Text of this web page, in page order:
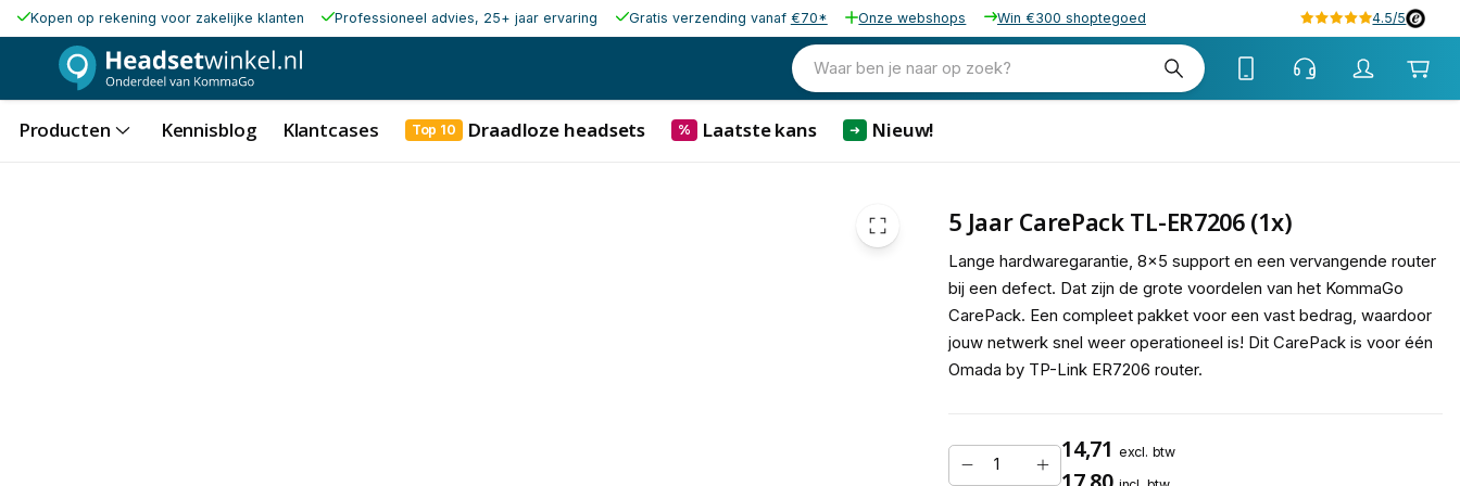
Kopen op rekening voor zakelijke klanten Professioneel advies, 25+ jaar ervaring Gratis verzending vanaf €70* Onze webshops Win €300 shoptegoed 4.5/5
Waar ben je naar op zoek?
Producten Kennisblog Klantcases Top 10 Draadloze headsets % Laatste kans ➜ Nieuw!
5 Jaar CarePack TL-ER7206 (1x)
Lange hardwaregarantie, 8x5 support en een vervangende router
bij een defect. Dat zijn de grote voordelen van het KommaGo
CarePack. Een compleet pakket voor een vast bedrag, waardoor
jouw netwerk snel weer operationeel is! Dit CarePack is voor één
Omada by TP-Link ER7206 router.
14,71 excl. btw
14,71 excl. btw
17,80 incl. btw